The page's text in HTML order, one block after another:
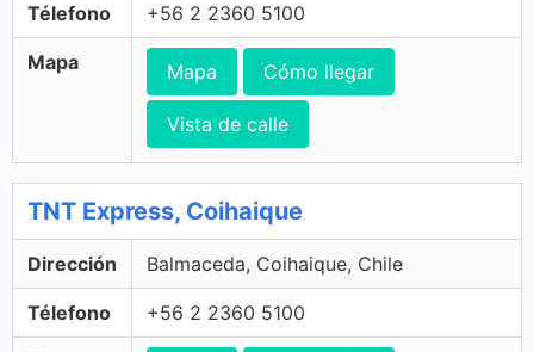
Télefono +56 2 2360 5100
Mapa Mapa Cómo llegar
Vista de calle
TNT Express, Coihaique
Dirección Balmaceda, Coihaique, Chile
Télefono +56 2 2360 5100